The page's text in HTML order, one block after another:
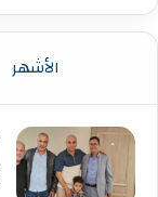
الأشهر